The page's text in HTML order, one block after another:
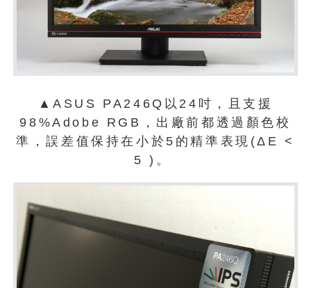
▲ASUS PA246Q以24吋，且支援
98%Adobe RGB，出廠前都透過顏色校
準，誤差值保持在小於5的精準表現(ΔE <
5 )。